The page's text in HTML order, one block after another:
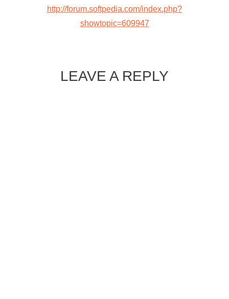
http://forum.softpedia.com/index.php?
showtopic=609947
LEAVE A REPLY